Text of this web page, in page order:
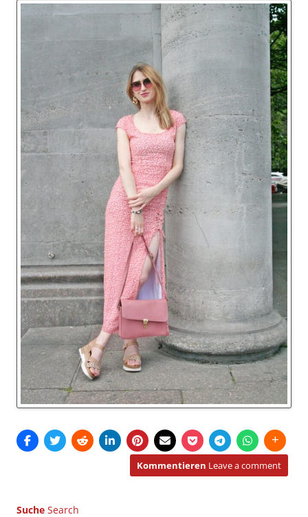
Kommentieren Leave a comment
Suche